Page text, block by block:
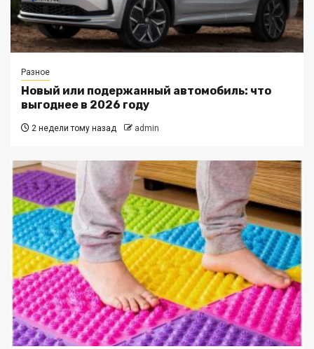
Разное
Новый или подержанный автомобиль: что
выгоднее в 2026 году
2 недели тому назад admin